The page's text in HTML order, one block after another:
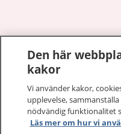
1177 på flera språk
Om 1177
Kontakt
Den här
kakor
Vi använder kakor,
upplevelse,
nödvändig funktionalitet
Läs mer om hur vi